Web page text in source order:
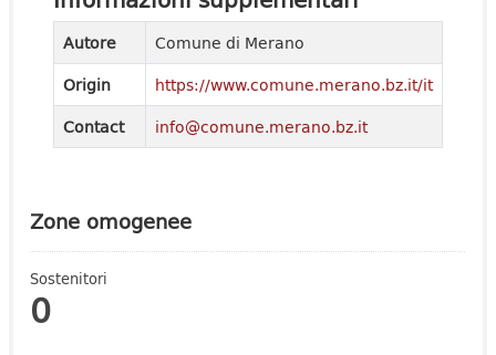
Zone omogenee
Sostenitori
0
Autore
Comune di Merano
Origin
https://www.comune.merano.bz.it/it
Contact
info@comune.merano.bz.it